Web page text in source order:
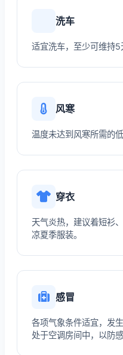
洗车
适宜洗车，至少可维持5
风寒
温度未达到风寒所需的
穿衣
天气炎热，建议着短衫
凉夏季服装。
感冒
各项气象条件适宜，发
处于空调房间中，以防感